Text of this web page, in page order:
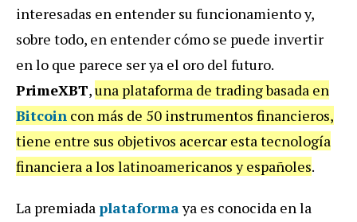
interesadas en entender su funcionamiento y,
sobre todo, en entender cómo se puede invertir
en lo que parece ser ya el oro del futuro.
PrimeXBT,una plataforma de trading basada en
Bitcoin con más de 50 instrumentos financieros,
tiene entre sus objetivos acercar esta tecnología
financiera a los latinoamericanos y españoles.
La premiadaplataformaya es conocida en la